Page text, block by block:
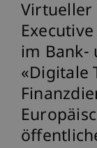
Virtueller
im Bank-
«Digitale